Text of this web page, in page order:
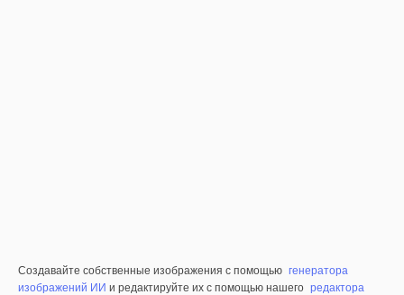
Создавайте собственные изображения с помощью генератора
изображений ИИ и редактируйте их с помощью нашего редактора